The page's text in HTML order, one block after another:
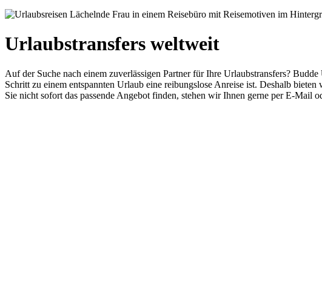
Urlaubstransfers weltweit
Auf der Suche nach einem zuverlässigen Partner für Ihre Urlaubstransfers?
Schritt zu einem entspannten Urlaub eine reibungslose Anreise ist. Deshalb
Sie nicht sofort das passende Angebot finden, stehen wir Ihnen gerne per E-